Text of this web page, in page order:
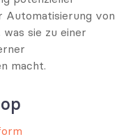
Automatisierung von
sie zu einer
macht.